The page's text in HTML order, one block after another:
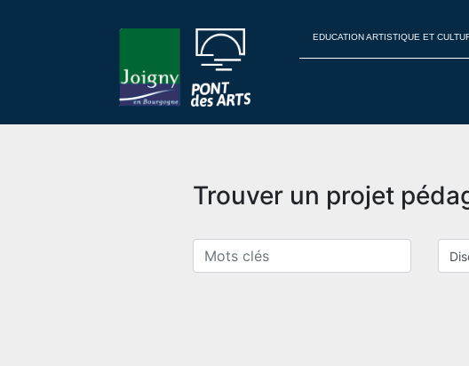
EDUCATION ARTISTIQUE ET
Trouver un projet